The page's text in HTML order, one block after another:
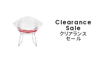
Clearance
Sale
クリアランス
セール